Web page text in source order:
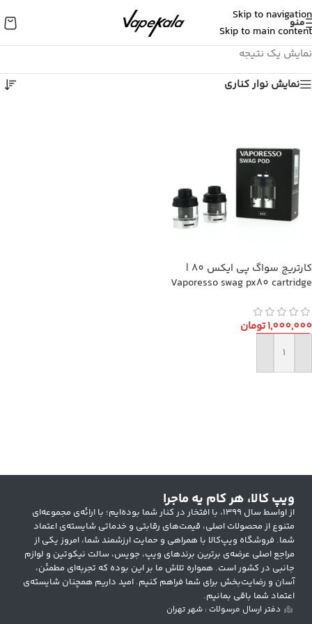
Skip to navigation
Skip to main content
منو
نمایش یک نتیجه
نمایش نوار کناری
کارتریج سواگ پی ایکس 80 |
Vaporesso swag px80 cartridge
1,000,000تومان
افزودن به سبد خرید
ویپ کالا، هر کام یه ماجرا
از اواسط سال ۱۳۹۹، با افتخار در کنار شما بوده‌ایم؛ با ارائه‌ی مجموعه‌ای
متنوع از محصولات اصلی، قیمت‌های رقابتی و خدماتی شایسته‌ی اعتماد
شما. فروشگاه ویپ‌کالا با همراهی و حمایت ارزشمند شما، امروز یکی از
مراجع اصلی عرضه‌ی برترین برندهای ویپ، جویس، سالت نیکوتین و لوازم
جانبی در کشور است. همواره تلاش ما بر این بوده که تجربه‌ای مطمئن،
آسان و رضایت‌بخش برای شما فراهم کنیم. امید داریم همچنان شایسته‌ی
اعتماد شما باقی بمانیم.
دفتر ارسال مرسولات : شهر تهران